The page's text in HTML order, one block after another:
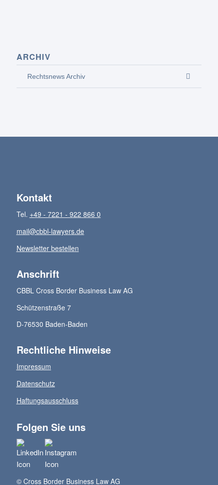
ARCHIV
Rechtsnews Archiv
Kontakt
Tel. +49 - 7221 - 922 866 0
mail@cbbl-lawyers.de
Newsletter bestellen
Anschrift
CBBL Cross Border Business Law AG
Schützenstraße 7
D-76530 Baden-Baden
Rechtliche Hinweise
Impressum
Datenschutz
Haftungsausschluss
Folgen Sie uns
© Cross Border Business Law AG